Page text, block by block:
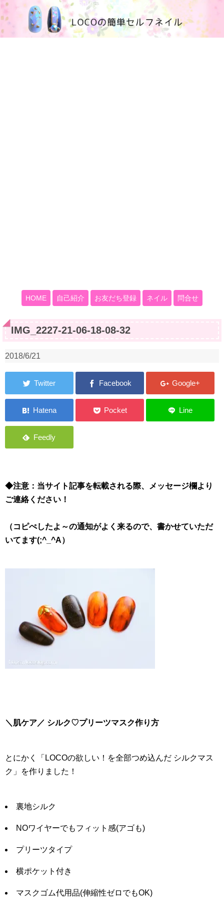
100均大好きママブログ
HOME 自己紹介 お友だち登録 ネイル 問合せ
IMG_2227-21-06-18-08-32
2018/6/21
◆注意：当サイト記事を転載される際、メッセージ欄より
ご連絡ください！
（コピぺしたよ～の通知がよく来るので、書かせていただ
いてます(;^_^A）
＼肌ケア／ シルク♡プリーツマスク作り方
とにかく「LOCOの欲しい！を全部つめ込んだ シルクマス
ク」を作りました！
裏地シルク
NOワイヤーでもフィット感(アゴも)
プリーツタイプ
横ポケット付き
マスクゴム代用品(伸縮性ゼロでもOK)